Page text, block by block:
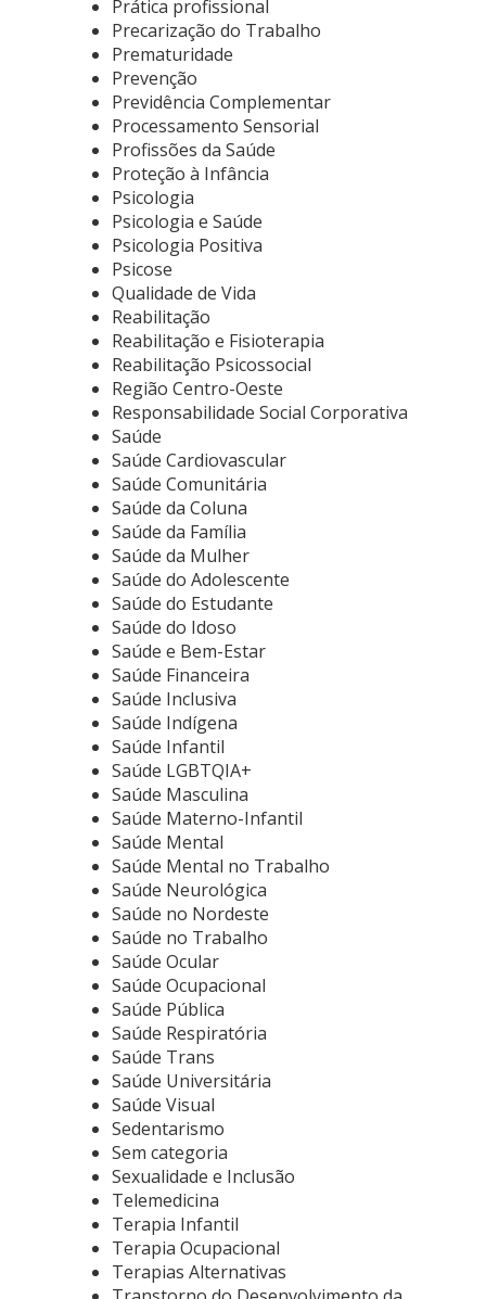
Prática profissional
Precarização do Trabalho
Prematuridade
Prevenção
Previdência Complementar
Processamento Sensorial
Profissões da Saúde
Proteção à Infância
Psicologia
Psicologia e Saúde
Psicologia Positiva
Psicose
Qualidade de Vida
Reabilitação
Reabilitação e Fisioterapia
Reabilitação Psicossocial
Região Centro-Oeste
Responsabilidade Social Corporativa
Saúde
Saúde Cardiovascular
Saúde Comunitária
Saúde da Coluna
Saúde da Família
Saúde da Mulher
Saúde do Adolescente
Saúde do Estudante
Saúde do Idoso
Saúde e Bem-Estar
Saúde Financeira
Saúde Inclusiva
Saúde Indígena
Saúde Infantil
Saúde LGBTQIA+
Saúde Masculina
Saúde Materno-Infantil
Saúde Mental
Saúde Mental no Trabalho
Saúde Neurológica
Saúde no Nordeste
Saúde no Trabalho
Saúde Ocular
Saúde Ocupacional
Saúde Pública
Saúde Respiratória
Saúde Trans
Saúde Universitária
Saúde Visual
Sedentarismo
Sem categoria
Sexualidade e Inclusão
Telemedicina
Terapia Infantil
Terapia Ocupacional
Terapias Alternativas